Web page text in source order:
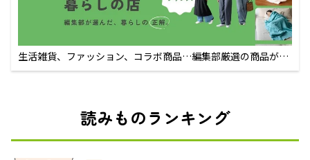
生活雑貨、ファッション、コラボ商品…編集部厳選の商品が買
えるECサイト
読みものランキング